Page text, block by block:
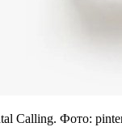
Calling. Фото: